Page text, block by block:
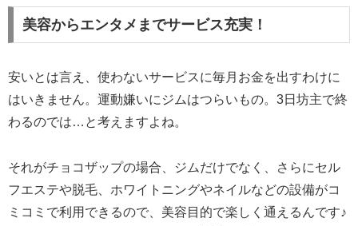
美容からエンタメまでサービス充実！
安いとは言え、使わないサービスに毎月お金を出すわけに
はいきません。運動嫌いにジムはつらいもの。3日坊主で終
わるのでは…と考えますよね。
それがチョコザップの場合、ジムだけでなく、さらにセル
フエステや脱毛、ホワイトニングやネイルなどの設備がコ
ミコミで利用できるので、美容目的で楽しく通えるんです♪